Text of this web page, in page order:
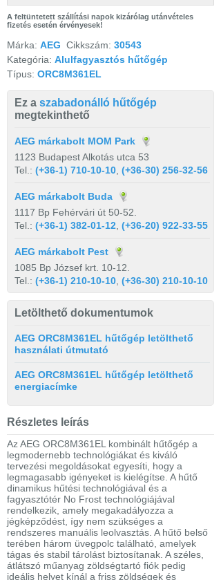
A feltüntetett szállítási napok kizárólag utánvételes
fizetés esetén érvényesek!
Márka: AEG Cikkszám: 30543
Kategória: Alulfagyasztós hűtőgép
Típus: ORC8M361EL
Ez a szabadonálló hűtőgép
megtekinthető
AEG márkabolt MOM Park
1123 Budapest Alkotás utca 53
Tel.: (+36-1) 710-10-10 (+36-30) 256-32-56
AEG márkabolt Buda
1117 Bp Fehérvári út 50-52.
Tel.: (+36-1) 382-01-12 (+36-20) 922-33-55
AEG márkabolt Pest
1085 Bp József krt. 10-12.
Tel.: (+36-1) 210-10-10 (+36-30) 210-10-10
Letölthető dokumentumok
AEG ORC8M361EL hűtőgép letölthető
használati útmutató
AEG ORC8M361EL hűtőgép letölthető
energiacímke
Részletes leírás
Az AEG ORC8M361EL kombinált hűtőgép a
legmodernebb technológiákat és kiváló
tervezési megoldásokat egyesíti, hogy a
legmagasabb igényeket is kielégítse. A hűtő
dinamikus hűtési technológiával és a
fagyasztótér No Frost technológiájával
rendelkezik, amely megakadályozza a
jégképződést, így nem szükséges a
rendszeres manuális leolvasztás. A hűtő belső
terében három üvegpolc található, amelyek
tágas és stabil tárolást biztosítanak. A széles,
átlátszó műanyag zöldségtartó fiók pedig
ideális helyet kínál a friss zöldségek és